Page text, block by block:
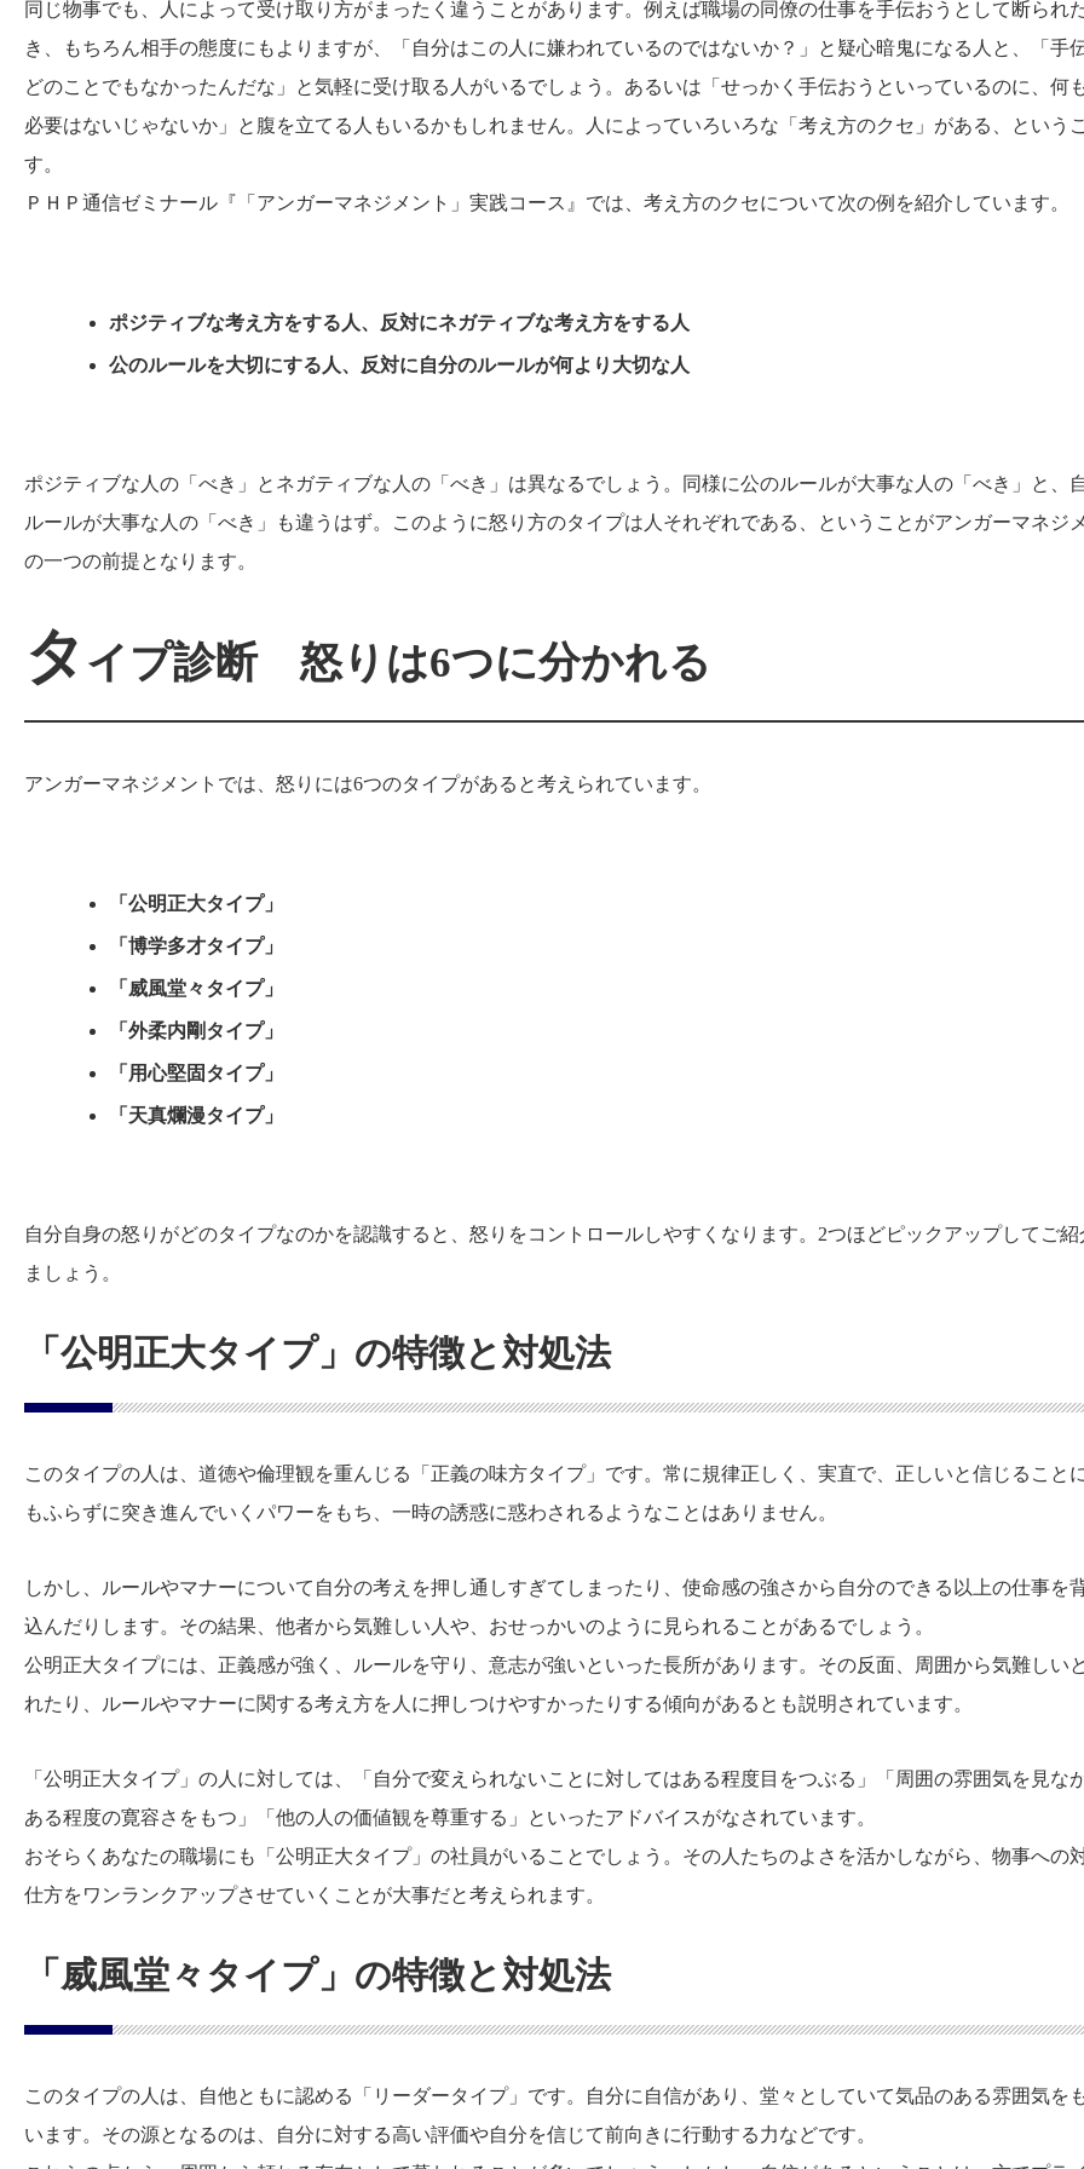
同じ物事でも、人によって受け取り方がまったく違うことがあります。例えば職場の同僚の仕事を手伝おうとして断られ
き、もちろん相手の態度にもよりますが、「自分はこの人に嫌われているのではないか？」と疑心暗鬼になる人と、「手
どのことでもなかったんだな」と気軽に受け取る人がいるでしょう。あるいは「せっかく手伝おうといっているのに、何
必要はないじゃないか」と腹を立てる人もいるかもしれません。人によっていろいろな「考え方のクセ」がある、という
す。
ＰＨＰ通信ゼミナール『「アンガーマネジメント」実践コース』では、考え方のクセについて次の例を紹介しています。
ポジティブな考え方をする人、反対にネガティブな考え方をする人
公のルールを大切にする人、反対に自分のルールが何より大切な人
ポジティブな人の「べき」とネガティブな人の「べき」は異なるでしょう。同様に公のルールが大事な人の「べき」と、
ルールが大事な人の「べき」も違うはず。このように怒り方のタイプは人それぞれである、ということがアンガーマネジ
の一つの前提となります。
タ イプ診断 怒りは6つに分かれる
アンガーマネジメントでは、怒りには6つのタイプがあると考えられています。
「公明正大タイプ」
「博学多才タイプ」
「威風堂々タイプ」
「外柔内剛タイプ」
「用心堅固タイプ」
「天真爛漫タイプ」
自分自身の怒りがどのタイプなのかを認識すると、怒りをコントロールしやすくなります。2つほどピックアップしてご紹
ましょう。
「公明正大タイプ」の特徴と対処法
このタイプの人は、道徳や倫理観を重んじる「正義の味方タイプ」です。常に規律正しく、実直で、正しいと信じること
もふらずに突き進んでいくパワーをもち、一時の誘惑に惑わされるようなことはありません。
しかし、ルールやマナーについて自分の考えを押し通しすぎてしまったり、使命感の強さから自分のできる以上の仕事を
込んだりします。その結果、他者から気難しい人や、おせっかいのように見られることがあるでしょう。
公明正大タイプには、正義感が強く、ルールを守り、意志が強いといった長所があります。その反面、周囲から気難しい
れたり、ルールやマナーに関する考え方を人に押しつけやすかったりする傾向があるとも説明されています。
「公明正大タイプ」の人に対しては、「自分で変えられないことに対してはある程度目をつぶる」「周囲の雰囲気を見な
ある程度の寛容さをもつ」「他の人の価値観を尊重する」といったアドバイスがなされています。
おそらくあなたの職場にも「公明正大タイプ」の社員がいることでしょう。その人たちのよさを活かしながら、物事への
仕方をワンランクアップさせていくことが大事だと考えられます。
「威風堂々タイプ」の特徴と対処法
このタイプの人は、自他ともに認める「リーダータイプ」です。自分に自信があり、堂々としていて気品のある雰囲気を
います。その源となるのは、自分に対する高い評価や自分を信じて前向きに行動する力などです。